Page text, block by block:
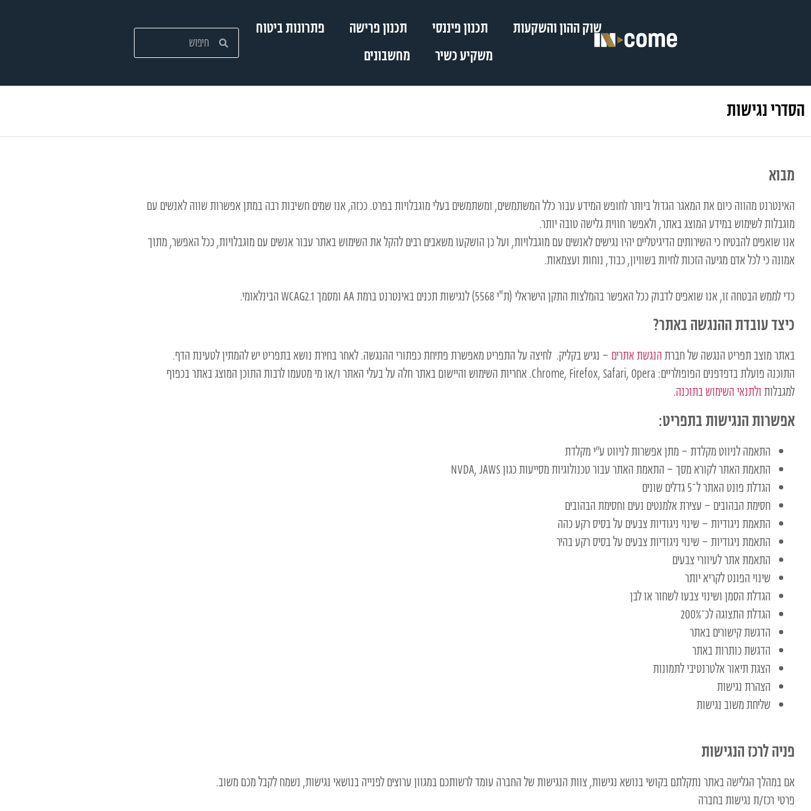
שוק ההון והשקעות תכנון פיננסי תכנון פרישה
פתרונות ביטוח
משקיע כשיר
מחשבונים
הסדרי נגישות
מבוא
האינטרנט מהווה כיום את המאגר הגדול ביותר לחופש המידע עבור כלל המשתמשים, ומשתמשים בעלי מוגבלויות בפרט. ככזה, אנו שמים חשיבות רבה במתן אפשרות שווה לאנשים עם
מוגבלות לשימוש במידע המוצג באתר, ולאפשר חווית גלישה טובה יותר.
אנו שואפים להבטיח כי השירותים הדיגיטליים יהיו נגישים לאנשים עם מוגבלויות, ועל כן הושקעו משאבים רבים להקל את השימוש באתר עבור אנשים עם מוגבלויות, ככל האפשר, מתוך
אמונה כי לכל אדם מגיעה הזכות לחיות בשוויון, כבוד, נוחות ועצמאות.
כדי לממש הבטחה זו, אנו שואפים לדבוק ככל האפשר בהמלצות התקן הישראלי (ת"י 5568) לנגישות תכנים באינטרנט ברמת AA ומסמך WCAG2.1 הבינלאומי.
כיצד עובדת ההנגשה באתר?
באתר מוצב תפריט הנגשה של חברתהנגשת אתרים – נגיש בקליק. לחיצה על התפריט מאפשרת פתיחת כפתורי ההנגשה. לאחר בחירת נושא בתפריט יש להמתין לטעינת הדף.
התוכנה פועלת בדפדפנים הפופולריים: Chrome, Firefox, Safari, Opera. אחריות השימוש והיישום באתר חלה על בעלי האתר ו/או מי מטעמו לרבות התוכן המוצג באתר בכפוף
למגבלותולתנאי השימוש בתוכנה.
אפשרות הנגישות בתפריט:
התאמה לניווט מקלדת – מתן אפשרות לניווט ע״י מקלדת
התאמת האתר לקורא מסך – התאמת האתר עבור טכנולוגיות מסייעות כגון NVDA, JAWS
הגדלת פונט האתר ל־5 גדלים שונים
חסימת הבהובים – עצירת אלמנטים נעים וחסימת הבהובים
התאמת ניגודיות – שינוי ניגודיות צבעים על בסיס רקע כהה
התאמת ניגודיות – שינוי ניגודיות צבעים על בסיס רקע בהיר
התאמת אתר לעיוורי צבעים
שינוי הפונט לקריא יותר
הגדלת הסמן ושינוי צבעו לשחור או לבן
הגדלת התצוגה לכ־200%
הדגשת קישורים באתר
הדגשת כותרות באתר
הצגת תיאור אלטרנטיבי לתמונות
הצהרת נגישות
שליחת משוב נגישות
פניה לרכז הנגישות
אם במהלך הגלישה באתר נתקלתם בקושי בנושא נגישות, צוות הנגישות של החברה עומד לרשותכם במגוון ערוצים לפנייה בנושאי נגישות, נשמח לקבל מכם משוב.
פרטי רכז/ת נגישות בחברה